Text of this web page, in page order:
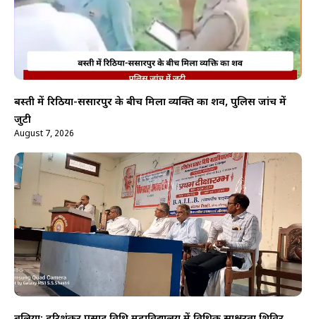
बस्ती में रिठिया-ससारपुर के बीच मिला व्यक्ति का शव, पुलिस जांच में
जुटी
August 7, 2026